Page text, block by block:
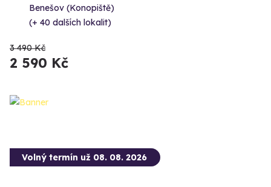
Benešov (Konopiště)
(+ 40 dalších lokalit)
3 490 Kč
2 590 Kč
Volný termín už 08. 08. 2026